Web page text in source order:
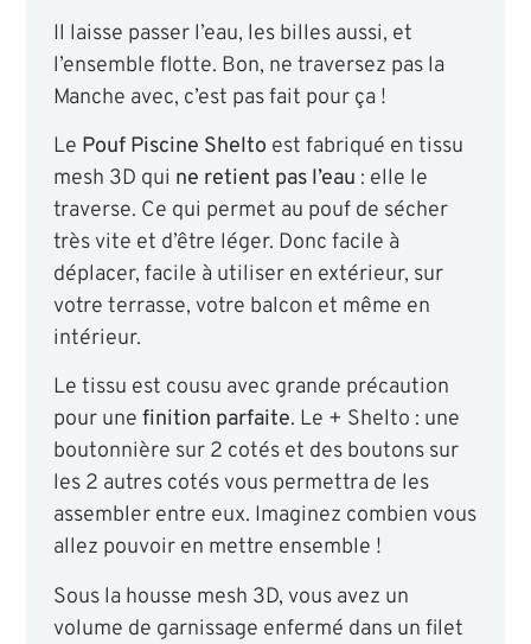
Il laisse passer l’eau, les billes aussi, et
l’ensemble flotte. Bon, ne traversez pas la
Manche avec, c’est pas fait pour ça !
Le Pouf Piscine Shelto est fabriqué en tissu
mesh 3D qui ne retient pas l’eau : elle le
traverse. Ce qui permet au pouf de sécher
très vite et d’être léger. Donc facile à
déplacer, facile à utiliser en extérieur, sur
votre terrasse, votre balcon et même en
intérieur.
Le tissu est cousu avec grande précaution
pour une finition parfaite. Le + Shelto : une
boutonnière sur 2 cotés et des boutons sur
les 2 autres cotés vous permettra de les
assembler entre eux. Imaginez combien vous
allez pouvoir en mettre ensemble !
Sous la housse mesh 3D, vous avez un
volume de garnissage enfermé dans un filet